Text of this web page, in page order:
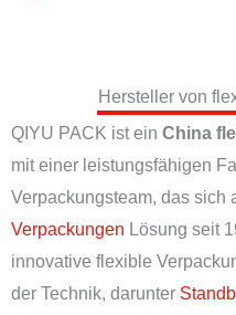
Hersteller von
QIYU PACK ist ein China
mit einer leistungsfähigen
Verpackungsteam, das sich
Verpackungen Lösung seit
innovative flexible
der Technik, darunter